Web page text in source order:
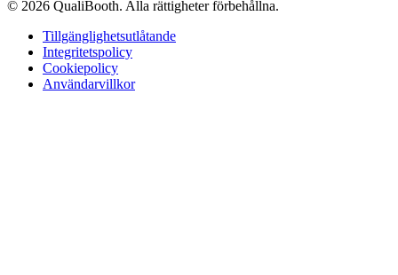
© 2026 QualiBooth. Alla rättigheter förbehållna.
Tillgänglighetsutlåtande
Integritetspolicy
Cookiepolicy
Användarvillkor